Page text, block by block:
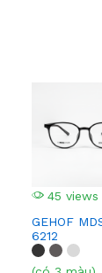
45 views
GEHOF
6212